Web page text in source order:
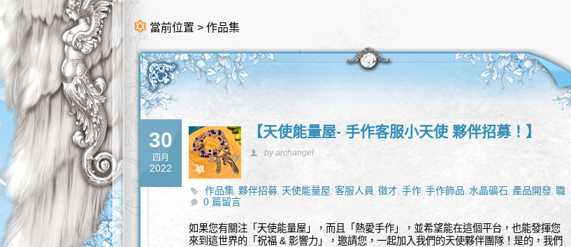
當前位置 > 作品集
30
四月
2022
【天使能量屋- 手作客服小天使 夥伴招募！】
by archangel
作品集, 夥伴招募, 天使能量屋, 客服人員, 徵才, 手作, 手作飾品, 水晶礦石, 產品開發, 職人
能量水晶礦石
0 篇留言
如果您有關注「天使能量屋」，而且「熱愛手作」，並希望能在這個平台，也能發揮您
來到這世界的「祝福 & 影響力」，邀請您，一起加入我們的天使夥伴團隊！是的，我們